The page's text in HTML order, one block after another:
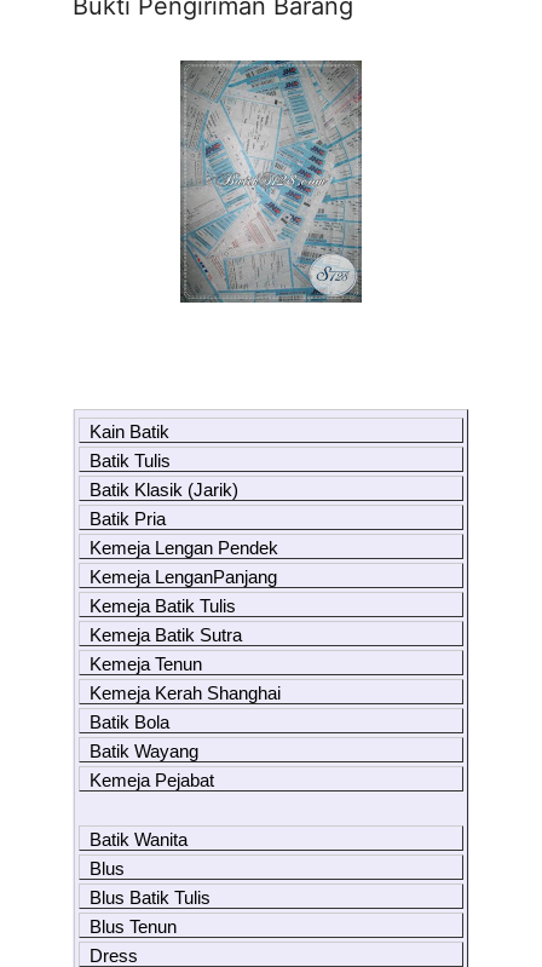
Bukti Pengiriman Barang
Kain Batik
Batik Tulis
Batik Klasik (Jarik)
Batik Pria
Kemeja Lengan Pendek
Kemeja LenganPanjang
Kemeja Batik Tulis
Kemeja Batik Sutra
Kemeja Tenun
Kemeja Kerah Shanghai
Batik Bola
Batik Wayang
Kemeja Pejabat
Batik Wanita
Blus
Blus Batik Tulis
Blus Tenun
Dress